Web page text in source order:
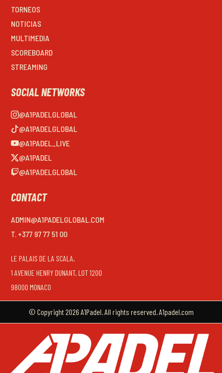
TORNEOS
NOTICIAS
MULTIMEDIA
SCOREBOARD
STREAMING
SOCIAL NETWORKS
@A1PADELGLOBAL
@A1PADELGLOBAL
@A1PADEL_LIVE
@A1PADEL
@A1PADELGLOBAL
CONTACT
ADMIN@A1PADELGLOBAL.COM
T. +377 97 77 51 00
LE PALAIS DE LA SCALA,
1 AVENUE HENRY DUNANT, LOT 1200
98000 MONACO
© Copyright 2026 A1Padel. All rights reserved. A1padel.com